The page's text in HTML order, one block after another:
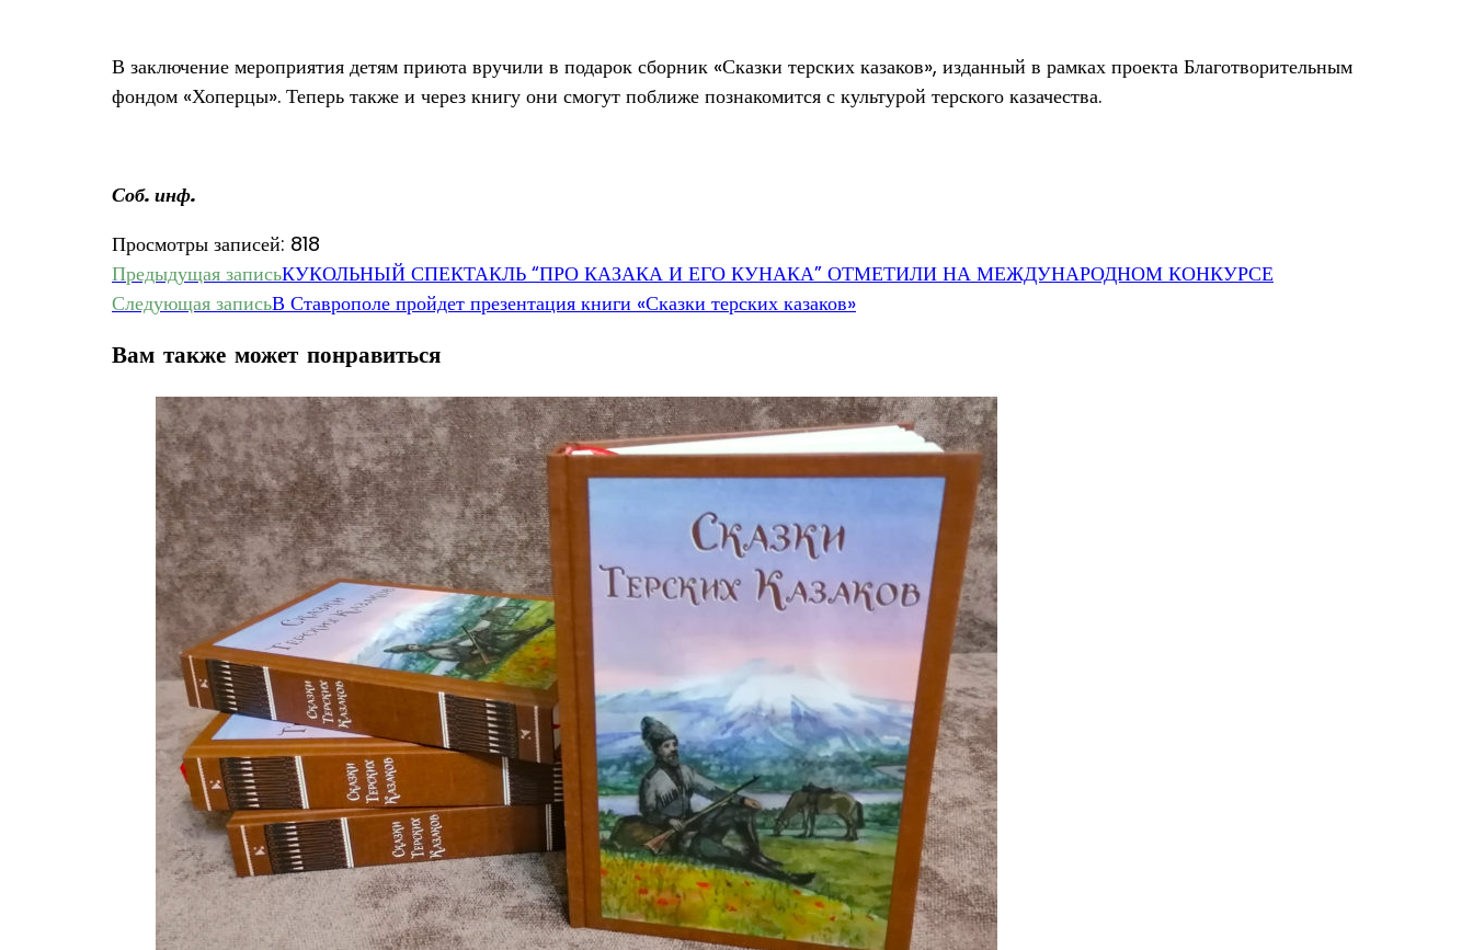
В заключение мероприятия детям приюта вручили в подарок сборник «Сказки терских казаков», изданный в рамках проекта Благотворительным
фондом «Хоперцы». Теперь также и через книгу они смогут поближе познакомится с культурой терского казачества.
Соб. инф.
Просмотры записей: 818
Еще
статьи
Предыдущая записьКУКОЛЬНЫЙ СПЕКТАКЛЬ “ПРО КАЗАКА И ЕГО КУНАКА” ОТМЕТИЛИ НА МЕЖДУНАРОДНОМ КОНКУРСЕ
Следующая записьВ Ставрополе пройдет презентация книги «Сказки терских казаков»
Вам также может понравиться